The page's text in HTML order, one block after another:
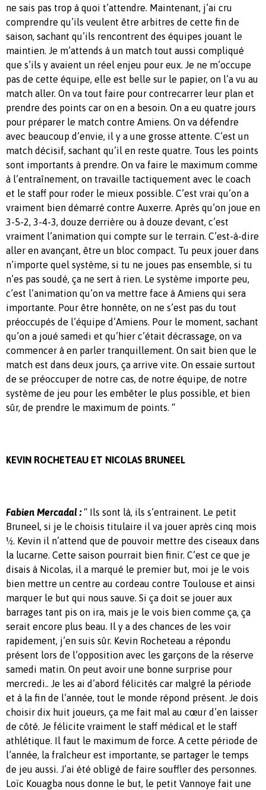
ne sais pas trop à quoi t’attendre. Maintenant, j’ai cru
comprendre qu’ils veulent être arbitres de cette fin de
saison, sachant qu’ils rencontrent des équipes jouant le
maintien. Je m’attends à un match tout aussi compliqué
que s’ils y avaient un réel enjeu pour eux. Je ne m’occupe
pas de cette équipe, elle est belle sur le papier, on l’a vu au
match aller. On va tout faire pour contrecarrer leur plan et
prendre des points car on en a besoin. On a eu quatre jours
pour préparer le match contre Amiens. On va défendre
avec beaucoup d’envie, il y a une grosse attente. C’est un
match décisif, sachant qu’il en reste quatre. Tous les points
sont importants à prendre. On va faire le maximum comme
à l’entraînement, on travaille tactiquement avec le coach
et le staff pour roder le mieux possible. C’est vrai qu’on a
vraiment bien démarré contre Auxerre. Après qu’on joue en
3-5-2, 3-4-3, douze derrière ou à douze devant, c’est
vraiment l’animation qui compte sur le terrain. C’est-à-dire
aller en avançant, être un bloc compact. Tu peux jouer dans
n’importe quel système, si tu ne joues pas ensemble, si tu
n’es pas soudé, ça ne sert à rien. Le système importe peu,
c’est l’animation qu’on va mettre face à Amiens qui sera
importante. Pour être honnête, on ne s’est pas du tout
préoccupés de l’équipe d’Amiens. Pour le moment, sachant
qu’on a joué samedi et qu’hier c’était décrassage, on va
commencer à en parler tranquillement. On sait bien que le
match est dans deux jours, ça arrive vite. On essaie surtout
de se préoccuper de notre cas, de notre équipe, de notre
système de jeu pour les embêter le plus possible, et bien
sûr, de prendre le maximum de points. “
KEVIN ROCHETEAU ET NICOLAS BRUNEEL
Fabien Mercadal :“ Ils sont là, ils s’entrainent. Le petit
Bruneel, si je le choisis titulaire il va jouer après cinq mois
½. Kevin il n’attend que de pouvoir mettre des ciseaux dans
la lucarne. Cette saison pourrait bien finir. C’est ce que je
disais à Nicolas, il a marqué le premier but, moi je le vois
bien mettre un centre au cordeau contre Toulouse et ainsi
marquer le but qui nous sauve. Si ça doit se jouer aux
barrages tant pis on ira, mais je le vois bien comme ça, ça
serait encore plus beau. Il y a des chances de les voir
rapidement, j’en suis sûr. Kevin Rocheteau a répondu
présent lors de l’opposition avec les garçons de la réserve
samedi matin. On peut avoir une bonne surprise pour
mercredi.. Je les ai d’abord félicités car malgré la période
et à la fin de l’année, tout le monde répond présent. Je dois
choisir dix huit joueurs, ça me fait mal au cœur d’en laisser
de côté. Je félicite vraiment le staff médical et le staff
athlétique. Il faut le maximum de force. A cette période de
l’année, la fraîcheur est importante, se partager le temps
de jeu aussi. J’ai été obligé de faire souffler des personnes.
Loïc Kouagba nous donne le but, le petit Vannoye fait une